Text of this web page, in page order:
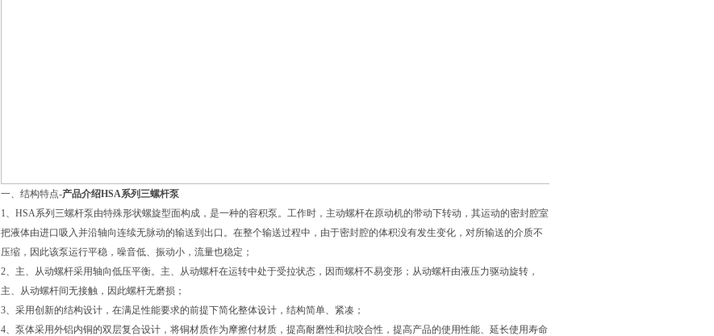
一、结构特点-产品介绍HSA系列三螺杆泵
1、HSA系列三螺杆泵由特殊形状螺旋型面构成，是一种的容积泵。工作时，主动螺杆在原动机的带动下转动，其运动的密封腔室
把液体由进口吸入并沿轴向连续无脉动的输送到出口。在整个输送过程中，由于密封腔的体积没有发生变化，对所输送的介质不
压缩，因此该泵运行平稳，噪音低、振动小，流量也稳定；
2、主、从动螺杆采用轴向低压平衡。主、从动螺杆在运转中处于受拉状态，因而螺杆不易变形；从动螺杆由液压力驱动旋转，
主、从动螺杆间无接触，因此螺杆无磨损；
3、采用创新的结构设计，在满足性能要求的前提下简化整体设计，结构简单、紧凑；
4、泵体采用外铝内铜的双层复合设计，将铜材质作为摩擦付材质，提高耐磨性和抗咬合性，提高产品的使用性能、延长使用寿命